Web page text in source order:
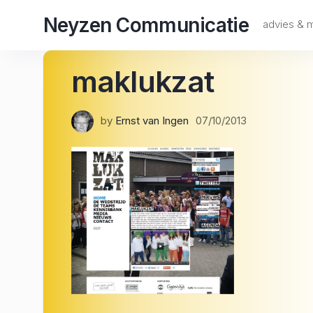
Neyzen Communicatie advies &
maklukzat
by Ernst van Ingen 07/10/2013